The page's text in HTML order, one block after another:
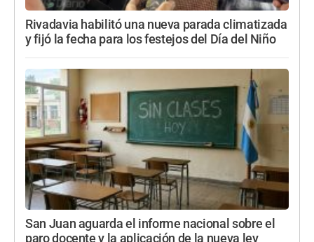
Rivadavia habilitó una nueva parada climatizada
y fijó la fecha para los festejos del Día del Niño
San Juan aguarda el informe nacional sobre el
paro docente y la aplicación de la nueva ley